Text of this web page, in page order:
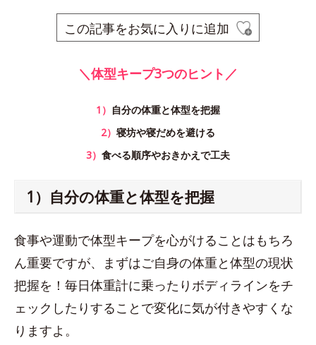
この記事をお気に入りに追加
＼体型キープ3つのヒント／
1） 自分の体重と体型を把握
2） 寝坊や寝だめを避ける
3） 食べる順序やおきかえで工夫
1）自分の体重と体型を把握
食事や運動で体型キープを心がけることはもちろ
ん重要ですが、まずはご自身の体重と体型の現状
把握を！毎日体重計に乗ったりボディラインをチ
ェックしたりすることで変化に気が付きやすくな
りますよ。